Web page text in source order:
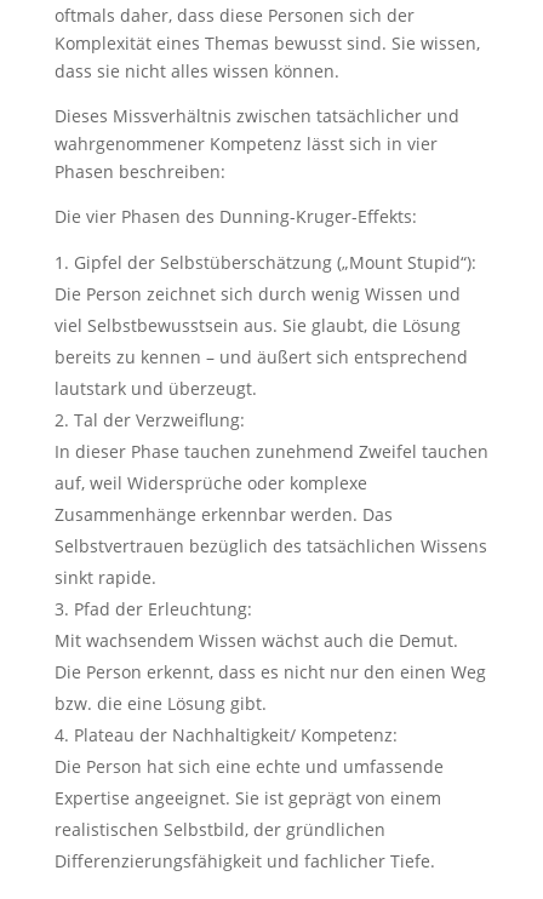
oftmals daher, dass diese Personen sich der
Komplexität eines Themas bewusst sind. Sie wissen,
dass sie nicht alles wissen können.
Dieses Missverhältnis zwischen tatsächlicher und
wahrgenommener Kompetenz lässt sich in vier
Phasen beschreiben:
Die vier Phasen des Dunning-Kruger-Effekts:
Gipfel der Selbstüberschätzung („Mount Stupid“):
Die Person zeichnet sich durch wenig Wissen und
viel Selbstbewusstsein aus. Sie glaubt, die Lösung
bereits zu kennen – und äußert sich entsprechend
lautstark und überzeugt.
Tal der Verzweiflung:
In dieser Phase tauchen zunehmend Zweifel tauchen
auf, weil Widersprüche oder komplexe
Zusammenhänge erkennbar werden. Das
Selbstvertrauen bezüglich des tatsächlichen Wissens
sinkt rapide.
Pfad der Erleuchtung:
Mit wachsendem Wissen wächst auch die Demut.
Die Person erkennt, dass es nicht nur den einen Weg
bzw. die eine Lösung gibt.
Plateau der Nachhaltigkeit/ Kompetenz:
Die Person hat sich eine echte und umfassende
Expertise angeeignet. Sie ist geprägt von einem
realistischen Selbstbild, der gründlichen
Differenzierungsfähigkeit und fachlicher Tiefe.